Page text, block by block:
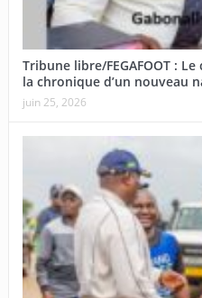
Tribune libre/FEGAFOOT :
la chronique d’un nouveau
juin 25, 2026